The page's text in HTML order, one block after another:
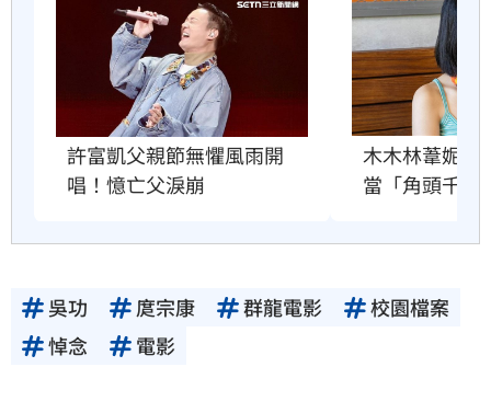
許富凱父親節無懼風雨開
唱！憶亡父淚崩
木木林葦妮26
當「角頭千金
吳功 庹宗康 群龍電影
校園檔案
悼念
電影